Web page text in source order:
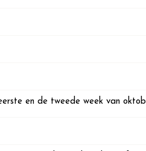
en de tweede week van